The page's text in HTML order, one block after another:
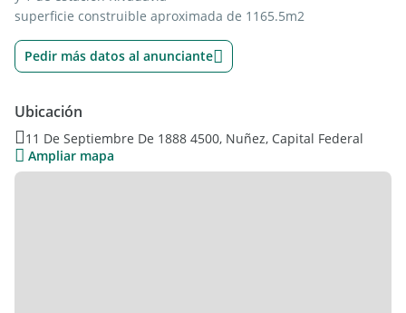
superficie construible aproximada de 1165.5m2
Pedir más datos al anunciante
Ubicación
11 De Septiembre De 1888 4500, Nuñez, Capital Federal
Ampliar mapa